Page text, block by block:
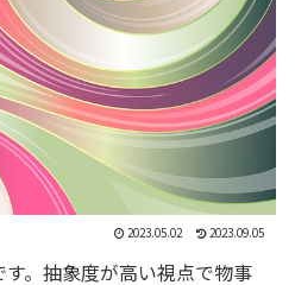
2023.05.02 2023.09.05
。抽象度が高い視点で物事